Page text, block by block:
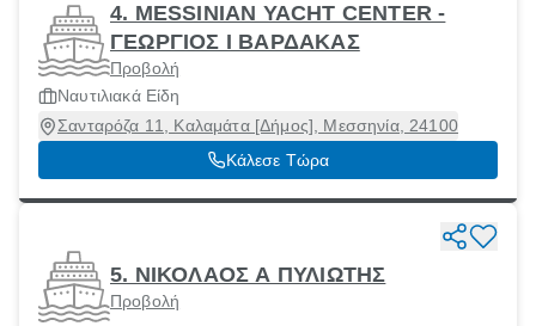
4. MESSINIAN YACHT CENTER -
ΓΕΩΡΓΙΟΣ Ι ΒΑΡΔΑΚΑΣ
Προβολή
Ναυτιλιακά Είδη
Σανταρόζα 11, Καλαμάτα [Δήμος], Μεσσηνία, 24100
Κάλεσε Τώρα
5. ΝΙΚΟΛΑΟΣ Α ΠΥΛΙΩΤΗΣ
Προβολή